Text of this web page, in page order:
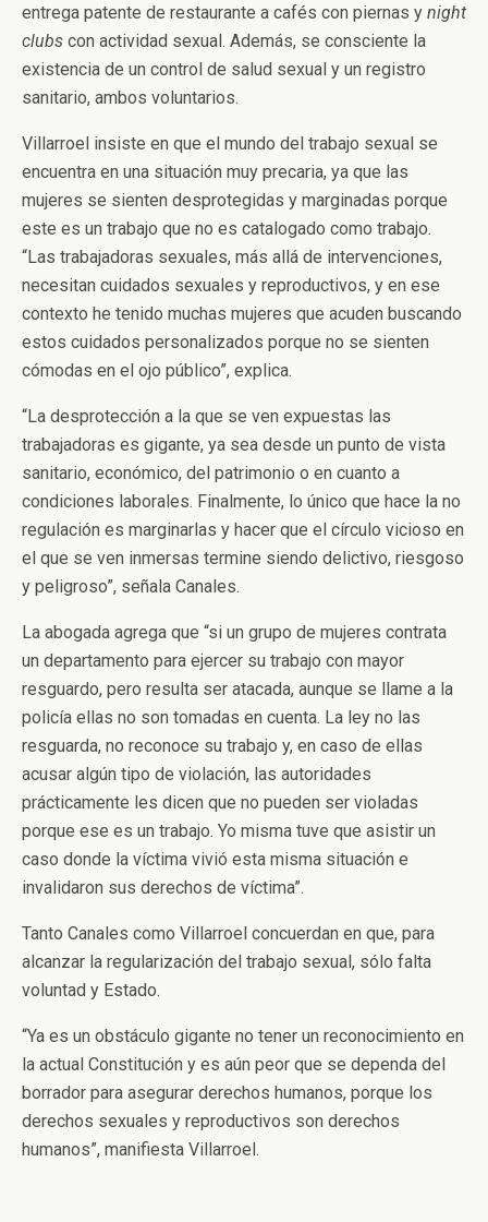
entrega patente de restaurante a cafés con piernas y night
clubs con actividad sexual. Además, se consciente la
existencia de un control de salud sexual y un registro
sanitario, ambos voluntarios.
Villarroel insiste en que el mundo del trabajo sexual se
encuentra en una situación muy precaria, ya que las
mujeres se sienten desprotegidas y marginadas porque
este es un trabajo que no es catalogado como trabajo.
“Las trabajadoras sexuales, más allá de intervenciones,
necesitan cuidados sexuales y reproductivos, y en ese
contexto he tenido muchas mujeres que acuden buscando
estos cuidados personalizados porque no se sienten
cómodas en el ojo público”, explica.
“La desprotección a la que se ven expuestas las
trabajadoras es gigante, ya sea desde un punto de vista
sanitario, económico, del patrimonio o en cuanto a
condiciones laborales. Finalmente, lo único que hace la no
regulación es marginarlas y hacer que el círculo vicioso en
el que se ven inmersas termine siendo delictivo, riesgoso
y peligroso”, señala Canales.
La abogada agrega que “si un grupo de mujeres contrata
un departamento para ejercer su trabajo con mayor
resguardo, pero resulta ser atacada, aunque se llame a la
policía ellas no son tomadas en cuenta. La ley no las
resguarda, no reconoce su trabajo y, en caso de ellas
acusar algún tipo de violación, las autoridades
prácticamente les dicen que no pueden ser violadas
porque ese es un trabajo. Yo misma tuve que asistir un
caso donde la víctima vivió esta misma situación e
invalidaron sus derechos de víctima”.
Tanto Canales como Villarroel concuerdan en que, para
alcanzar la regularización del trabajo sexual, sólo falta
voluntad y Estado.
“Ya es un obstáculo gigante no tener un reconocimiento en
la actual Constitución y es aún peor que se dependa del
borrador para asegurar derechos humanos, porque los
derechos sexuales y reproductivos son derechos
humanos”, manifiesta Villarroel.